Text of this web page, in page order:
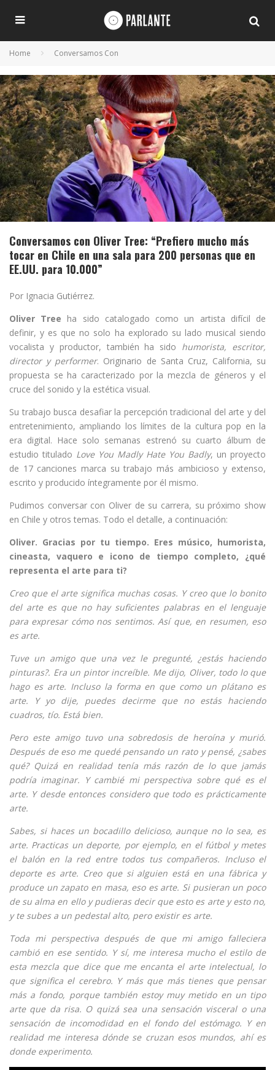
Home Conversamos Con
Conversamos con Oliver Tree: “Prefiero mucho más
tocar en Chile en una sala para 200 personas que en
EE.UU. para 10.000”
Por Ignacia Gutiérrez.
Oliver Tree ha sido catalogado como un artista difícil de
definir, y es que no solo ha explorado su lado musical siendo
vocalista y productor, también ha sido humorista, escritor,
director y performer. Originario de Santa Cruz, California, su
propuesta se ha caracterizado por la mezcla de géneros y el
cruce del sonido y la estética visual.
Su trabajo busca desafiar la percepción tradicional del arte y del
entretenimiento, ampliando los límites de la cultura pop en la
era digital. Hace solo semanas estrenó su cuarto álbum de
estudio titulado Love You Madly Hate You Badly, un proyecto
de 17 canciones marca su trabajo más ambicioso y extenso,
escrito y producido íntegramente por él mismo.
Pudimos conversar con Oliver de su carrera, su próximo show
en Chile y otros temas. Todo el detalle, a continuación:
Oliver. Gracias por tu tiempo. Eres músico, humorista,
cineasta, vaquero e icono de tiempo completo, ¿qué
representa el arte para ti?
Creo que el arte significa muchas cosas. Y creo que lo bonito
del arte es que no hay suficientes palabras en el lenguaje
para expresar cómo nos sentimos. Así que, en resumen, eso
es arte.
Tuve un amigo que una vez le pregunté, ¿estás haciendo
pinturas?. Era un pintor increíble. Me dijo, Oliver, todo lo que
hago es arte. Incluso la forma en que como un plátano es
arte. Y yo dije, puedes decirme que no estás haciendo
cuadros, tío. Está bien.
Pero este amigo tuvo una sobredosis de heroína y murió.
Después de eso me quedé pensando un rato y pensé, ¿sabes
qué? Quizá en realidad tenía más razón de lo que jamás
podría imaginar. Y cambié mi perspectiva sobre qué es el
arte. Y desde entonces considero que todo es prácticamente
arte.
Sabes, si haces un bocadillo delicioso, aunque no lo sea, es
arte. Practicas un deporte, por ejemplo, en el fútbol y metes
el balón en la red entre todos tus compañeros. Incluso el
deporte es arte. Creo que si alguien está en una fábrica y
produce un zapato en masa, eso es arte. Si pusieran un poco
de su alma en ello y pudieras decir que esto es arte y esto no,
y te subes a un pedestal alto, pero existir es arte.
Toda mi perspectiva después de que mi amigo falleciera
cambió en ese sentido. Y sí, me interesa mucho el estilo de
esta mezcla que dice que me encanta el arte intelectual, lo
que significa el cerebro. Y más que más tienes que pensar
más a fondo, porque también estoy muy metido en un tipo
arte que da risa. O quizá sea una sensación visceral o una
sensación de incomodidad en el fondo del estómago. Y en
realidad me interesa dónde se cruzan esos mundos, ahí es
donde experimento.